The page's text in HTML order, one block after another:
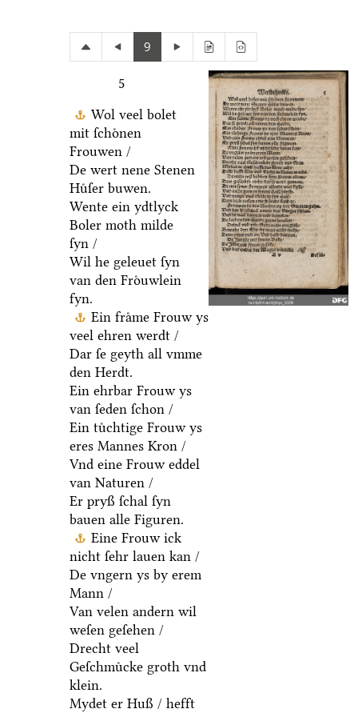
9
5
Wol veel bolet
mit ſchoͤnen
Frouwen /
De wert nene Stenen
Huͤſer buwen.
Wente ein ydtlyck
Boler moth milde
ſyn /
Wil he geleuet ſyn
van den Froͤuwlein
fyn.
Ein fraͤme Frouw ys
veel ehren werdt /
Dar ſe geyth all vmme
den Herdt.
Ein ehrbar Frouw ys
van ſeden ſchon /
Ein tuͤchtige Frouw ys
eres Mannes Kron /
Vnd eine Frouw eddel
van Naturen /
Er pryß ſchal ſyn
bauen alle Figuren.
Eine Frouw ick
nicht ſehr lauen kan /
De vngern ys by erem
Mann /
Van velen andern wil
weſen geſehen /
Drecht veel
Geſchmuͤcke groth vnd
klein.
Mydet er Huß / hefft